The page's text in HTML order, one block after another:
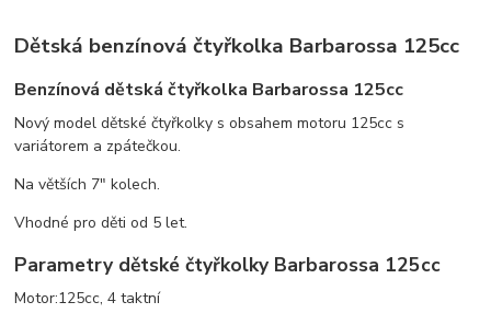
Dětská benzínová čtyřkolka Barbarossa 125cc
Benzínová dětská čtyřkolka Barbarossa 125cc
Nový model dětské čtyřkolky s obsahem motoru 125cc s
variátorem a zpátečkou.
Na větších 7" kolech.
Vhodné pro děti od 5 let.
Parametry dětské čtyřkolky Barbarossa 125cc
Motor:125cc, 4 taktní